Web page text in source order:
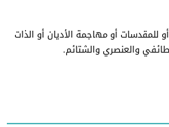
للمقدسات أو مهاجمة الأديان أو الذات
والعنصري والشتائم.